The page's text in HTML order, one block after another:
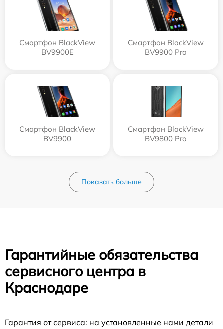
Смартфон BlackView
BV9900E
Смартфон BlackView
BV9900 Pro
Смартфон BlackView
BV9900
Смартфон BlackView
BV9800 Pro
Показать больше
Гарантийные обязательства
сервисного центра в
Краснодаре
Гарантия от сервиса: на установленные нами детали